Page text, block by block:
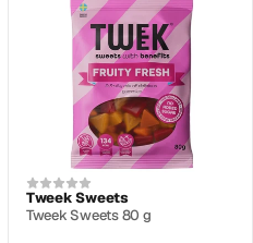
Tweek Sweets
Tweek Sweets 80 g